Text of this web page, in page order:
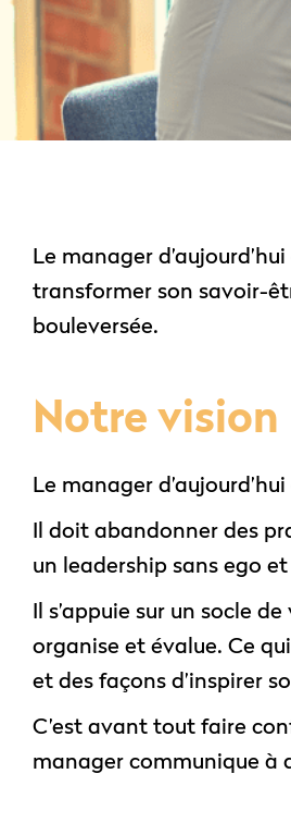
Le manager
transformer son savoir-
bouleversée.
Notre vision
Le manager
Il doit abandonner des
un leadership sans ego
Il s’appuie sur un socle
organise et évalue. Ce
et des façons d’inspirer
C’est avant tout faire
manager communique à